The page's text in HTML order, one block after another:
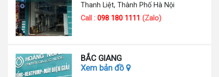
Thanh Liệt, Thành Phố Hà Nội
Call :098 180 1111 (Zalo)
BẮC GIANG
Xem bản đồ